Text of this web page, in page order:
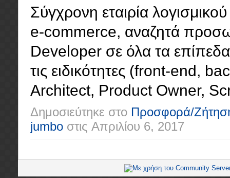
Σύγχρονη εταιρία
e-commerce, αναζητά
Developer σε όλα τα
τις ειδικότητες (front-end,
Architect, Product Owner,
Δημοσιεύτηκε στο Προσφορά/
jumbo στις Απριλίου 6, 2017